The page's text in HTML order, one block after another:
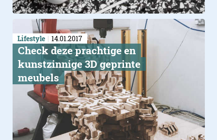
Lifestyle 14.01.2017
Check deze prachtige en
kunstzinnige 3D geprinte
meubels